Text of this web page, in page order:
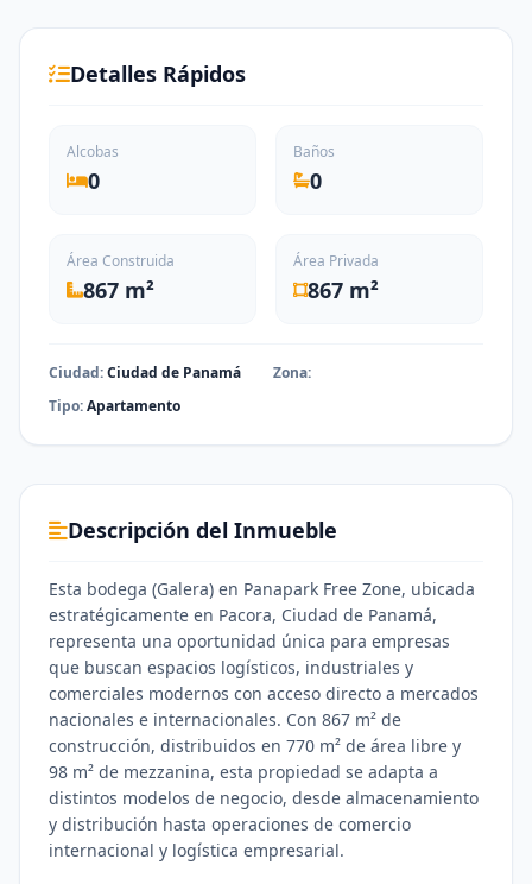
Detalles Rápidos
Alcobas
0
Baños
0
Área Construida
867 m²
Área Privada
867 m²
Ciudad:Ciudad de Panamá
Zona:
Tipo:Apartamento
Descripción del Inmueble
Esta bodega (Galera) en Panapark Free Zone, ubicada
estratégicamente en Pacora, Ciudad de Panamá,
representa una oportunidad única para empresas
que buscan espacios logísticos, industriales y
comerciales modernos con acceso directo a mercados
nacionales e internacionales. Con 867 m² de
construcción, distribuidos en 770 m² de área libre y
98 m² de mezzanina, esta propiedad se adapta a
distintos modelos de negocio, desde almacenamiento
y distribución hasta operaciones de comercio
internacional y logística empresarial.